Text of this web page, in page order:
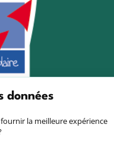
données
la meilleure expérience